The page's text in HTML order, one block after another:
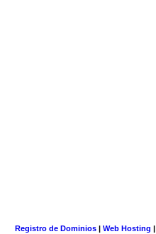
Registro de Dominios| Web Hosting |